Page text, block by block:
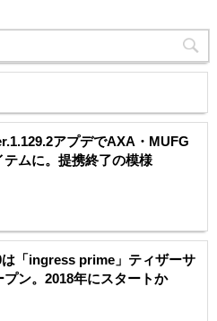
アプデでAXA・MUFG
テムに。提携終了の模様
「ingress prime」ティザーサ
プン。2018年にスタートか